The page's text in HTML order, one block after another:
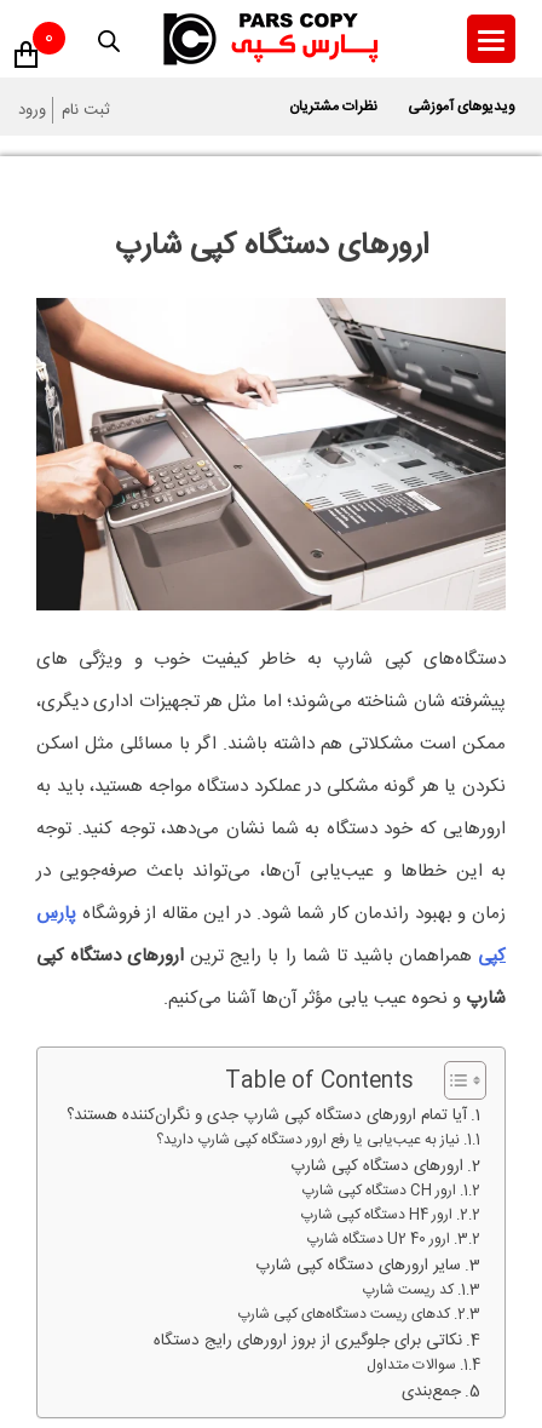
Skip
content
ویدیوهای آموزشی نظرات مشتریان ثبت نام ورود
0
ارورهای دستگاه کپی شارپ
دستگاه‌های کپی شارپ به خاطر کیفیت خوب و ویژگی‌ های
پیشرفته‌ شان شناخته می‌شوند؛ اما مثل هر تجهیزات اداری دیگری،
ممکن است مشکلاتی هم داشته باشند. اگر با مسائلی مثل اسکن
نکردن یا هر گونه مشکلی در عملکرد دستگاه مواجه هستید، باید به
ارورهایی که خود دستگاه به شما نشان می‌دهد، توجه کنید. توجه
به این خطاها و عیب‌یابی آن‌ها، می‌تواند باعث صرفه‌جویی در
زمان و بهبود راندمان کار شما شود. در این مقاله از فروشگاه پارس
کپی همراهمان باشید تا شما را با رایج‌ ترین ارور‌های دستگاه کپی
شارپ و نحوه عیب‌ یابی مؤثر آن‌ها آشنا می‌کنیم.
Table of Contents
آیا تمام ارورهای دستگاه کپی شارپ جدی و نگران‌کننده هستند؟
نیاز به عیب‌یابی یا رفع ارور دستگاه کپی شارپ دارید؟
ارورهای دستگاه کپی شارپ
ارور CH دستگاه کپی شارپ
ارور H4 دستگاه کپی شارپ
ارور U2 40 دستگاه شارپ
سایر ارورهای دستگاه کپی شارپ
کد ریست شارپ
کدهای ریست دستگاه‌های کپی شارپ
نکاتی برای جلوگیری از بروز ارورهای رایج دستگاه
سوالات متداول
جمع‌بندی